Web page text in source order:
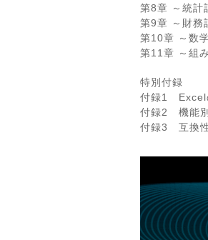
第8章 ～統計
第9章 ～財務
第10章 ～数
第11章 ～組
特別付録
付録1 Excel
付録2 機能別
付録3 互換